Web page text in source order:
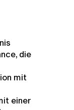
die
mit
einer